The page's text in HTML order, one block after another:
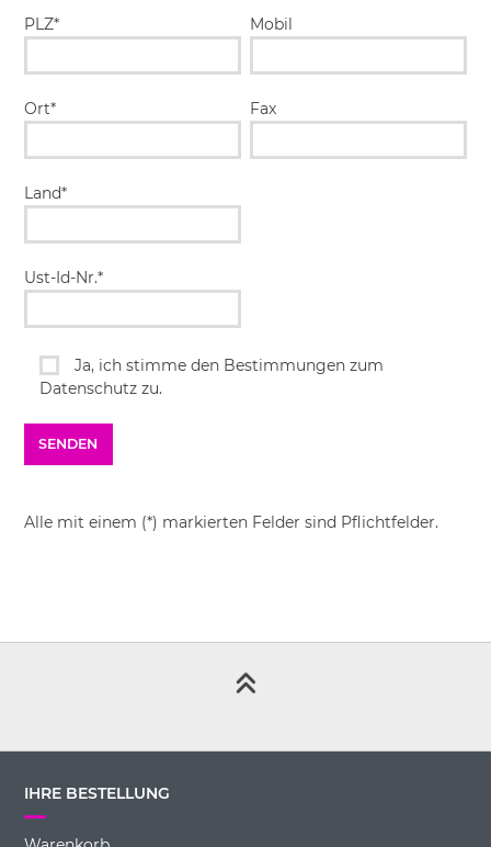
PLZ*
Ort*
Land*
Ust-Id-Nr.*
Mobil
Fax
Ja, ich stimme den Bestimmungen zum
Datenschutz zu.
Alle mit einem (*) markierten Felder sind Pflichtfelder.
IHRE BESTELLUNG